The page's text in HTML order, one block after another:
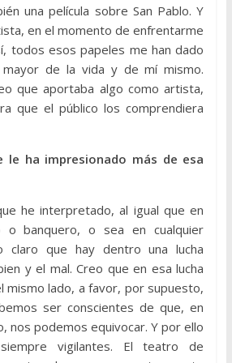
una película sobre San Pablo. Y
en el momento de enfrentarme
todos esos papeles me han dado
mayor de la vida y de mí mismo.
que aportaba algo como artista,
que el público los comprendiera
le ha impresionado más de esa
he interpretado, al igual que en
o banquero, o sea en cualquier
claro que hay dentro una lucha
y el mal. Creo que en esa lucha
lado, a favor, por supuesto,
ser conscientes de que, en
nos podemos equivocar. Y por ello
vigilantes. El teatro de